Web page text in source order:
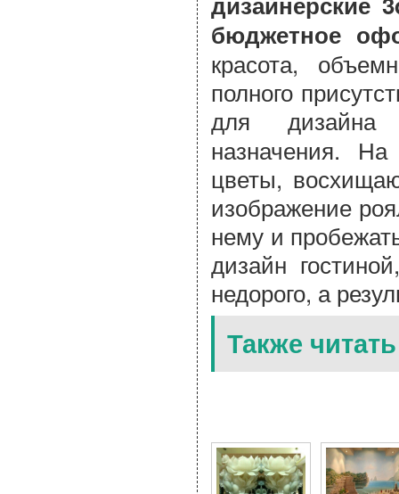
бюджетное
красота,
полного
для
назначения. На
цветы,
изображение
нему и
дизайн
недорого, а
Также читать